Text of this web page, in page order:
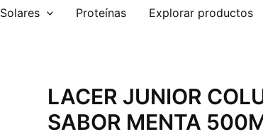
Solares Proteínas Explorar productos
LACER JUNIOR
SABOR MENTA
LACER
JUNIOR
COLUTORIO
FLUOR